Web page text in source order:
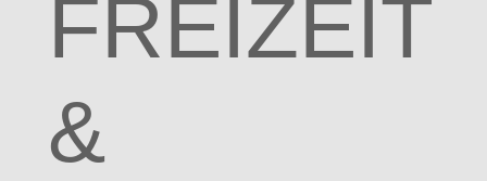
FREIZEIT
&